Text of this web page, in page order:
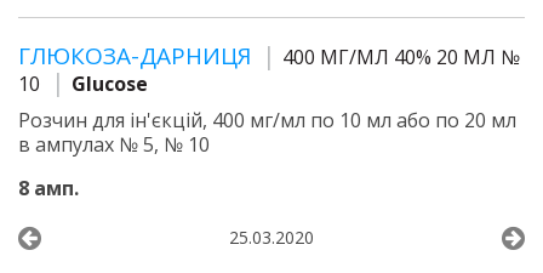
ГЛЮКОЗА-ДАРНИЦЯ
400 МГ/МЛ 40% 20 МЛ №
10
Glucose
Розчин для ін'єкцій, 400 мг/мл по 10 мл або по 20 мл
в ампулах № 5, № 10
8 амп.
25.03.2020